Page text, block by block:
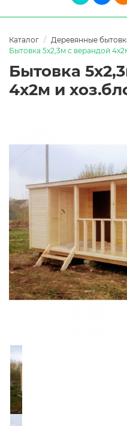
Каталог Деревянные
Бытовка 5х2,3м с верандой
Бытовка
4х2м и